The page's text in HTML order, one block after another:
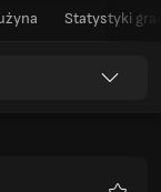
Statystyki